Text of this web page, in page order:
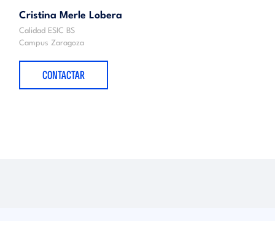
Cristina Merle Lobera
Calidad ESIC BS
Campus Zaragoza
CONTACTAR